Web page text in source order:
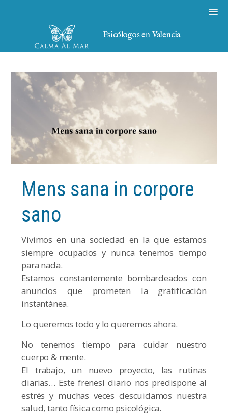
Psicólogos en Valencia
Mens sana in corpore
sano
Vivimos en una sociedad en la que estamos
siempre ocupados y nunca tenemos tiempo
para nada.
Estamos constantemente bombardeados con
anuncios que prometen la gratificación
instantánea.
Lo queremos todo y lo queremos ahora.
No tenemos tiempo para cuidar nuestro
cuerpo & mente.
El trabajo, un nuevo proyecto, las rutinas
diarias… Este frenesí diario nos predispone al
estrés y muchas veces descuidamos nuestra
salud, tanto física como psicológica.